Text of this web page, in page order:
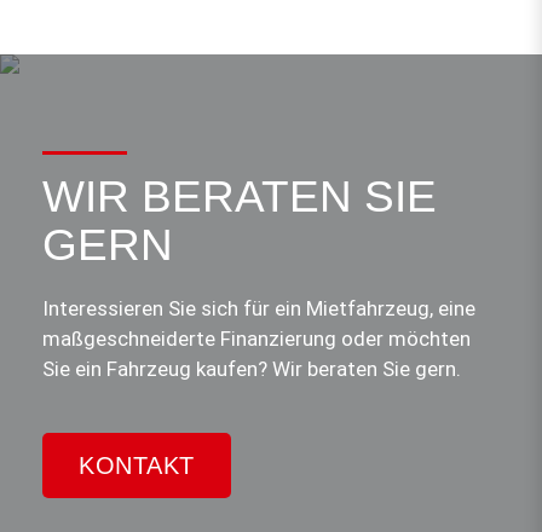
WIR BERATEN SIE
GERN
Interessieren Sie sich für ein Mietfahrzeug, eine
maßgeschneiderte Finanzierung oder möchten
Sie ein Fahrzeug kaufen? Wir beraten Sie gern.
KONTAKT